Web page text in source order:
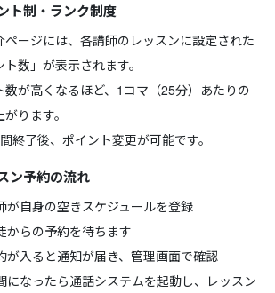
ト制・ランク制度
ページには、各講師のレッスンに設定された
ト数」が表示されます。
数が高くなるほど、1コマ（25分）あたりの
ります。
終了後、ポイント変更が可能です。
ン予約の流れ
が自身の空きスケジュールを登録
からの予約を待ちます
が入ると通知が届き、管理画面で確認
になったら通話システムを起動し、レッスン